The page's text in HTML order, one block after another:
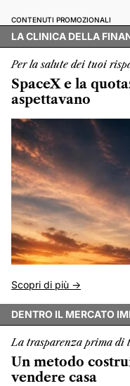
CONTENUTI PROMOZIONALI
LA CLINICA DELLA
Per la salute dei tuoi
SpaceX e la
aspettavano
Scopri di più ->
DENTRO IL MERCATO
La trasparenza prima di
Un metodo
vendere casa